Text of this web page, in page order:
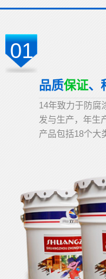
01
品质保证、
14年致力于防腐
发与生产，年生
产品包括18个大